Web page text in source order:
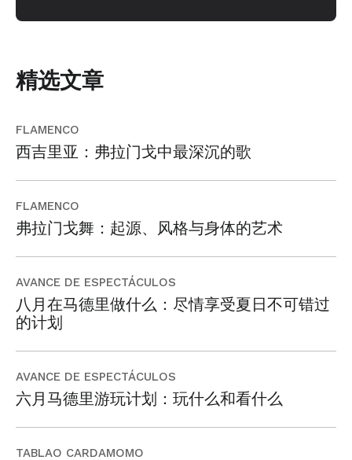
精选文章
FLAMENCO
西吉里亚：弗拉门戈中最深沉的歌
FLAMENCO
弗拉门戈舞：起源、风格与身体的艺术
AVANCE DE ESPECTÁCULOS
八月在马德里做什么：尽情享受夏日不可错过
的计划
AVANCE DE ESPECTÁCULOS
六月马德里游玩计划：玩什么和看什么
TABLAO CARDAMOMO